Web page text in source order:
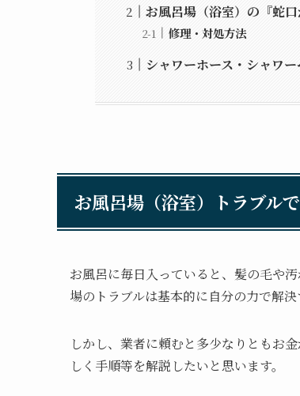
お風呂場（浴室）の『蛇口
修理・対処方法
シャワーホース・シャワ
お風呂場（浴室）トラブル
お風呂に毎日入っていると、髪の毛や
場のトラブルは基本的に自分の力で解
しかし、業者に頼むと多少なりともお
しく手順等を解説したいと思います。